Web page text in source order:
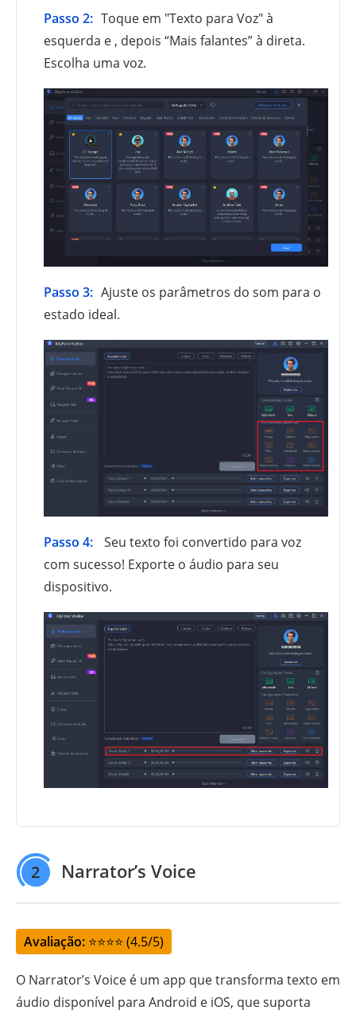
Passo 2: Toque em "Texto para Voz" à
esquerda e , depois “Mais falantes” à direta.
Escolha uma voz.
Passo 3: Ajuste os parâmetros do som para o
estado ideal.
Passo 4:
Seu texto foi convertido para voz
com sucesso! Exporte o áudio para seu
dispositivo.
2 Narrator’s Voice
Avaliação: ⭐⭐⭐⭐ (4.5/5)
O Narrator’s Voice é um app que transforma texto em
áudio disponível para Android e iOS, que suporta